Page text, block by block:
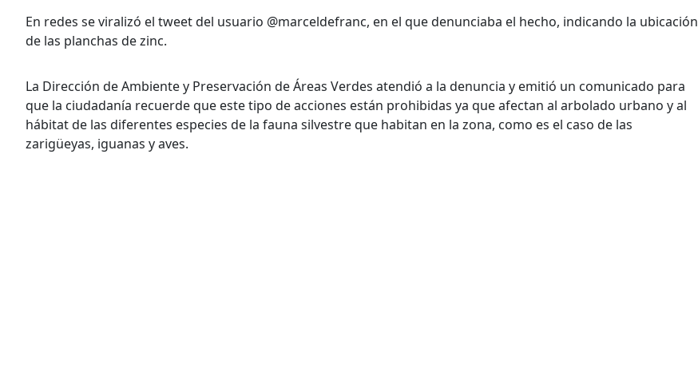
En redes se viralizó el tweet del usuario @marceldefranc, en el que denunciaba el hecho, indicando la ubicación
de las planchas de zinc.
La Dirección de Ambiente y Preservación de Áreas Verdes atendió a la denuncia y emitió un comunicado para
que la ciudadanía recuerde que este tipo de acciones están prohibidas ya que afectan al arbolado urbano y al
hábitat de las diferentes especies de la fauna silvestre que habitan en la zona, como es el caso de las
zarigüeyas, iguanas y aves.